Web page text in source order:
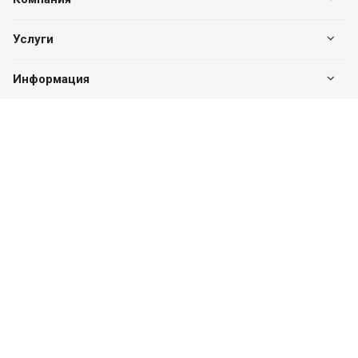
Услуги
Информация